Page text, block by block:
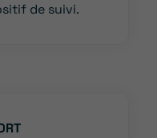
de suivi.